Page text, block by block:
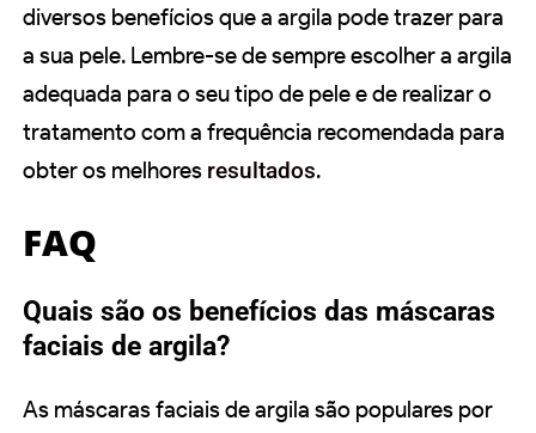
diversos benefícios que a argila pode trazer para
a sua pele. Lembre-se de sempre escolher a argila
adequada para o seu tipo de pele e de realizar o
tratamento com a frequência recomendada para
obter os melhores resultados.
FAQ
Quais são os benefícios das máscaras
faciais de argila?
As máscaras faciais de argila são populares por